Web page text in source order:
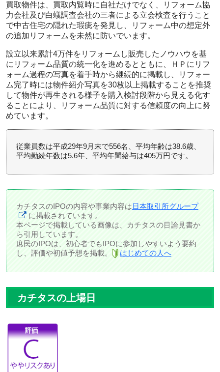
買取物件は、買取内覧時に自社だけでなく、リフォーム協
力会社及び白蟻調査会社の三者による立会検査を行うこと
で中古住宅の隠れた瑕疵を発見し、リフォーム中の想定外
の追加リフォームを未然に防いでいます。
設立以来累計4万件をリフォームし販売したノウハウを基
にリフォーム品質の統一化を進めるとともに、ＨＰにリフ
ォーム過程の写真を着手時から継続的に掲載し、リフォー
ム完了時には物件紹介写真を30枚以上掲載することを推奨
して物件が再生される様子を購入検討段階から見える化す
ることにより、リフォーム品質に対する信頼度の向上に努
めています。
従業員数は平成29年9月末で556名、平均年齢は38.6歳、
平均勤続年数は5.6年、平均年間給与は405万円です。
カチタスのIPOの内容や事業内容は日本取引所グループ
に掲載されています。
本ページで掲載している画像は、カチタスの目論見書か
ら引用しています。
庶民のIPOは、初心者でもIPOに参加しやすいよう要約
し、評価や初値予想を掲載。
はじめての人へ
カチタスの上場日